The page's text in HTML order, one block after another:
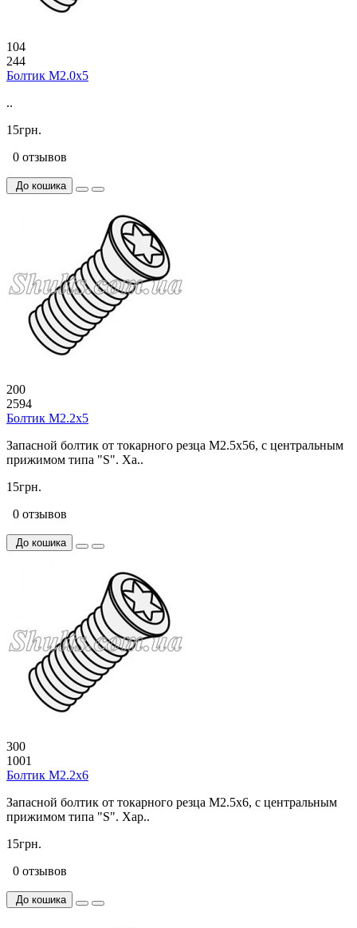
104
244
Болтик М2.0х5
..
15грн.
0 отзывов
До кошика
200
2594
Болтик М2.2х5
Запасной болтик от токарного резца M2.5x56, с центральным
прижимом типа "S". Ха..
15грн.
0 отзывов
До кошика
300
1001
Болтик М2.2х6
Запасной болтик от токарного резца M2.5x6, с центральным
прижимом типа "S". Хар..
15грн.
0 отзывов
До кошика